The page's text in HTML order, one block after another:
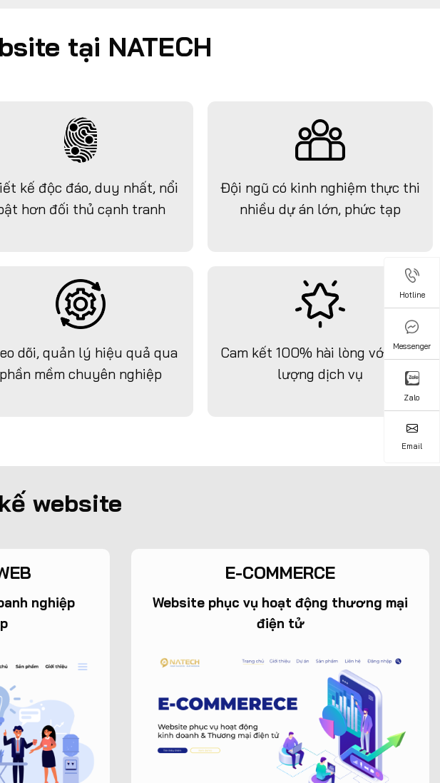
tại NATECH
kế độc đáo, duy nhất, nổi
hơn đối thủ cạnh tranh
Đội ngũ có kinh nghiệm thực thi
nhiều dự án lớn, phức tạp
dõi, quản lý hiệu quả qua
phần mềm chuyên nghiệp
Cam kết 100% hài lòng với chất
lượng dịch vụ
website
nghiệp
E-COMMERCE
Website phục vụ hoạt động thương mại
điện tử
Hotline
Messenger
Zalo
Email
Hotline
Messenger
Zalo
Email